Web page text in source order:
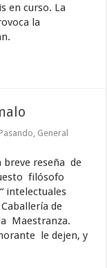
en curso. La
la
General
breve reseña de
filósofo
intelectuales
de
Maestranza.
le dejen, y